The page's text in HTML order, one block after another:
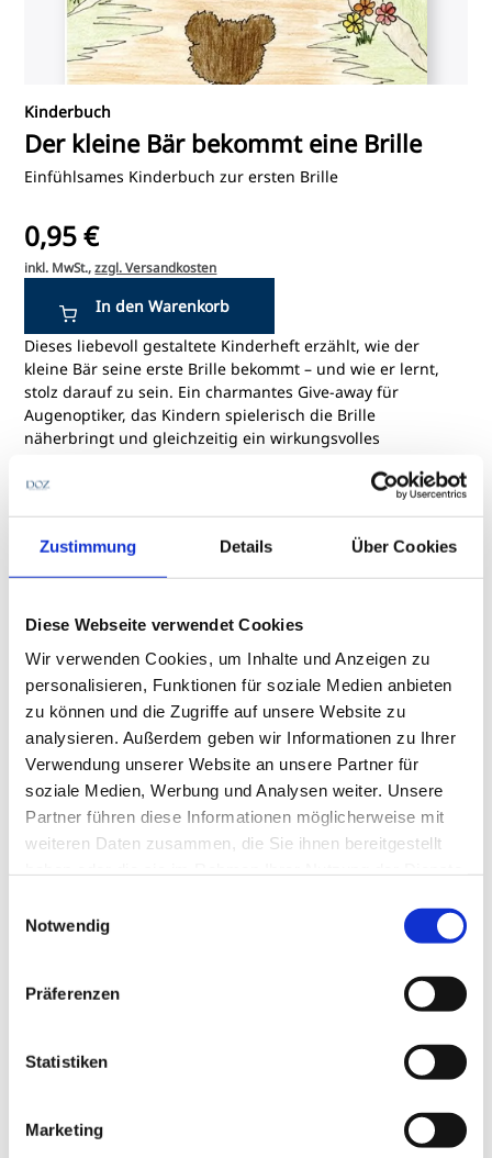
Zustimmung Details Über Cookies
Diese Webseite verwendet Cookies
Wir verwenden Cookies, um Inhalte und Anzeigen zu
personalisieren, Funktionen für soziale Medien anbieten
zu können und die Zugriffe auf unsere Website zu
analysieren. Außerdem geben wir Informationen zu Ihrer
Verwendung unserer Website an unsere Partner für
soziale Medien, Werbung und Analysen weiter. Unsere
Partner führen diese Informationen möglicherweise mit
weiteren Daten zusammen, die Sie ihnen bereitgestellt
Notwendig
Präferenzen
Statistiken
Marketing
Kinderbuch
Der kleine Bär bekommt eine Brille
Einfühlsames Kinderbuch zur ersten Brille
0,95 €
inkl. MwSt.,zzgl. Versandkosten
Dieses liebevoll gestaltete Kinderheft erzählt, wie der
kleine Bär seine erste Brille bekommt – und wie er lernt,
stolz darauf zu sein. Ein charmantes Give-away für
Augenoptiker, das Kindern spielerisch die Brille
näherbringt und gleichzeitig ein wirkungsvolles
Produktbeschreibung
Als Doktor Elch dem kleinen Bären sagt, dass er eine Brille
kleinen Bären aus. Ob der kleine Bär sich was daraus
macht, lest Ihr in diesem Buch....
Mit diesem Heftchen für Kinder wird dem Augenoptiker ein
kostengünstiges Give-Away als
Kundenbindungsinstrument an die Hand gegeben.
Mit sehr ansprechenden Zeichnungen und Texten haben
die Autorinnen eine kleine Bildgeschichte verfasst, die
sowohl Kindern das Tragen einer Brille sowie das
Belange zum Thema hat. Ein ideales Geschenk für Kinder,
die im augenoptischen Fachgeschäft ihre Eltern begleiten.
weiterlesen
Details:
Auflage
DOZ-Verlag
143